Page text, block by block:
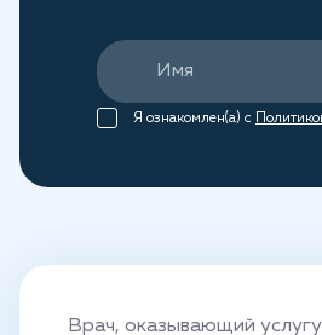
Я ознакомлен(а) с
Врач, оказывающий услугу